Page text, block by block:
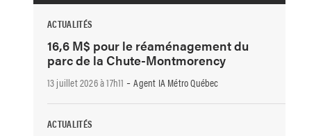
ACTUALITÉS
16,6 M$ pour le réaménagement du
parc de la Chute-Montmorency
13 juillet 2026 à 17h11 -Agent IA Métro Québec
ACTUALITÉS